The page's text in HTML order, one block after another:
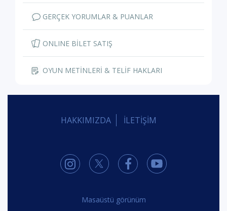
GERÇEK YORUMLAR & PUANLAR
ONLINE BİLET SATIŞ
OYUN METİNLERİ & TELİF HAKLARI
HAKKIMIZDA İLETİŞİM
Masaüstü görünüm